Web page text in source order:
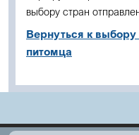
выбору стран
Вернуться к
питомца